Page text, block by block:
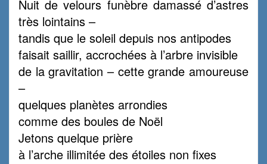
Nuit de velours funèbre damassé d’astres
très lointains –
tandis que le soleil depuis nos antipodes
faisait saillir, accrochées à l’arbre invisible
de la gravitation – cette grande amoureuse
–
quelques planètes arrondies
comme des boules de Noël
Jetons quelque prière
à l’arche illimitée des étoiles non fixes